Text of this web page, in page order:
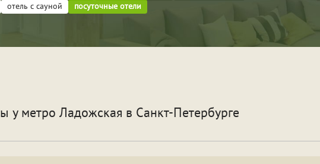
отель с сауной посуточные отели
Свидание
Поспать и отдохнуть
Для новобрачных
у метро Ладожская в Санкт-Петербурге